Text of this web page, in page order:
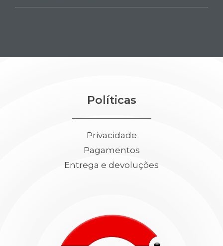
Políticas
Privacidade
Pagamentos
Entrega e devoluções